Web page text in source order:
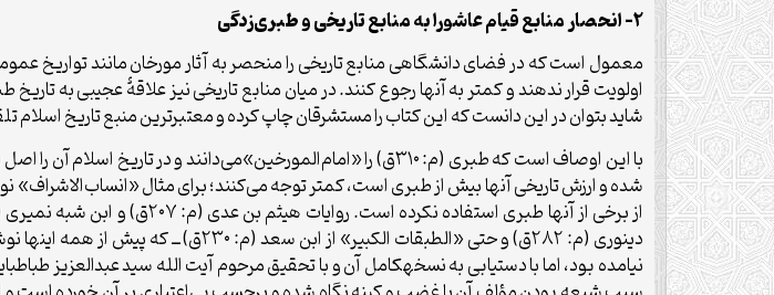
۲- انحصار منابع قیام عاشورا به منابع تاریخی و طبری‌زدگی
معمول است که در فضای دانشگاهی منابع تاریخی را منحصر به آثار مورخان مانند تواریخ عمومی
اولویت قرار ندهند و کمتر به آنها رجوع کنند. در میان منابع تاریخی نیز علاقۀ عجیبی به
شاید بتوان در این دانست که این کتاب را مستشرقان چاپ کرده و معتبرترین منبع تاریخ اسلام
با این اوصاف است که طبری (م: ۳۱۰ق) را «امام‌المورخین»می‌دانند و
دینوری (م: ۲۸۲ق) و حتی «الطبقات
نیامده بود، اما با دستیابی به نسخهکامل آن و با تحقیق مرحوم آیت الله سید عبدالعزیز